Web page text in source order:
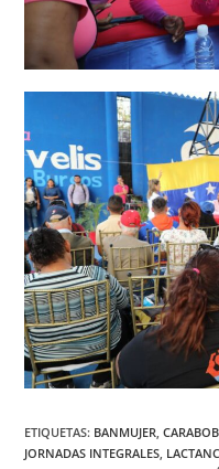
ETIQUETAS: BANMUJER
JORNADAS INTEGRALES